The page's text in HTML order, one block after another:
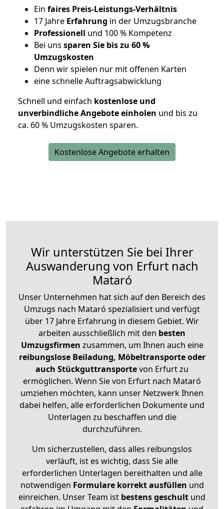
Ein faires Preis-Leistungs-Verhältnis
17 Jahre Erfahrung in der Umzugsbranche
Professionell und 100 % Kompetenz
Bei uns sparen Sie bis zu 60 %
Umzugskosten
Denn wir spielen nur mit offenen Karten
eine schnelle Auftragsabwicklung
Schnell und einfach kostenlose und
unverbindliche Angebote einholen und bis zu
ca. 60 % Umzugskosten sparen.
Kostenlose Angebote erhalten
Wir unterstützen Sie bei Ihrer
Auswanderung von Erfurt nach
Mataró
Unser Unternehmen hat sich auf den Bereich des
Umzugs nach Mataró spezialisiert und verfügt
über 17 Jahre Erfahrung in diesem Gebiet. Wir
arbeiten ausschließlich mit den besten
Umzugsfirmen zusammen, um Ihnen auch eine
reibungslose Beiladung, Möbeltransporte oder
auch Stückguttransportevon Erfurt zu
ermöglichen. Wenn Sie von Erfurt nach Mataró
umziehen möchten, kann unser Netzwerk Ihnen
dabei helfen, alle erforderlichen Dokumente und
Unterlagen zu beschaffen und die
durchzuführen.
Um sicherzustellen, dass alles reibungslos
verläuft, ist es wichtig, dass Sie alle
erforderlichen Unterlagen bereithalten und alle
notwendigen Formulare korrekt ausfüllen und
einreichen. Unser Team ist bestens geschult und